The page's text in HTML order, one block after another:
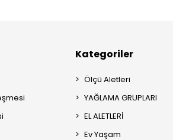
Kategoriler
Ölçü Aletleri
YAĞLAMA GRUPLARI
EL ALETLERİ
Ev Yaşam